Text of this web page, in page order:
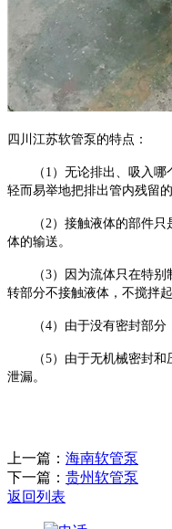
四川 江苏软管泵的特点：
（ 1）无论排出、吸入
轻而易举地把排出管内残留的
（2）接触液体的部件只
体的输送。
（3）因为流体只在特别
转部分不接触液体，不搅拌
（4）由于没有密封部分
（5）由于无机械密封和
泄漏。
上一篇： 海南软管泵
下一篇： 贵州软管泵
返回列表